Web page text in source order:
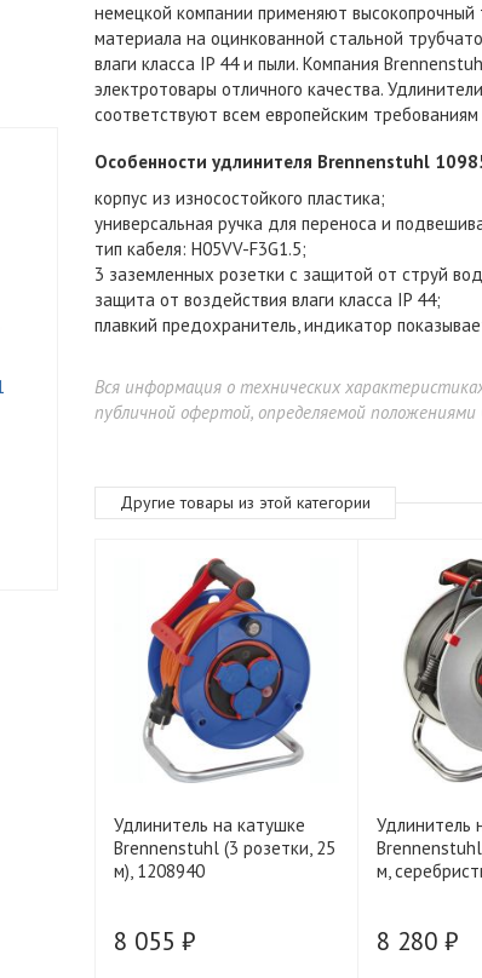
Кронштейн ErgoFount TBBS-1200G
90 900 ₽
99 900 ₽
немецкой компании применяют высокопрочный
материала на оцинкованной стальной
влаги класса IP 44 и пыли. Компания
электротовары отличного качества.
соответствуют всем европейским
Особенности удлинителя Brennenstuhl
корпус из износостойкого пластика;
универсальная ручка для переноса и
тип кабеля: H05VV-F3G1.5;
3 заземленных розетки с защитой от струй
защита от воздействия влаги класса IP 44;
плавкий предохранитель, индикатор
Вся информация о технических
публичной офертой, определяемой
Другие товары из этой категории
Удлинитель на катушке
Brennenstuhl (3 розетки, 25
м), 1208940
8 055 ₽
Удлинитель
м,
8 280 ₽